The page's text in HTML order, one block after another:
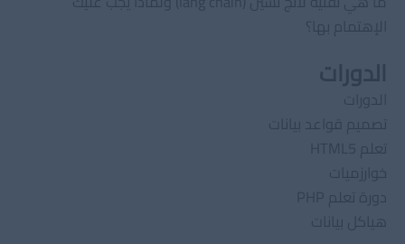
الإهتمام بها؟
الدورات
الدورات
تصميم قواعد بيانات
تعلم HTML5
خوارزميات
دورة تعلم PHP
هياكل بيانات